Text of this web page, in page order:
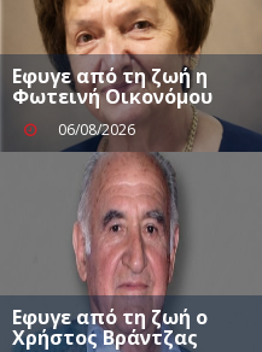
Eφυγε από τη ζωή η
Φωτεινή Οικονόμου
06/08/2026
Εφυγε από τη ζωή ο
Χρήστος Βράντζας